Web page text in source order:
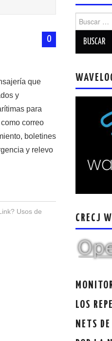
0
que
y
para
correo
boletines
y relevo
Usos de
CRECJ
LOS
NETS